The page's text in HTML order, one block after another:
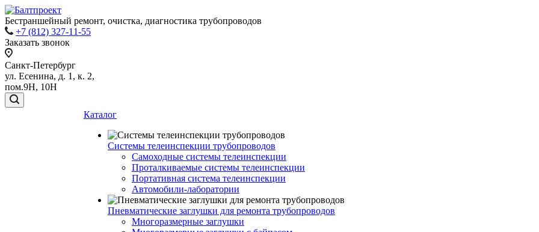
Бестраншейный ремонт, очистка, диагностика трубопроводов
+7 (812) 327-11-55
Заказать звонок
Санкт-Петербург
ул. Есенина, д. 1, к. 2,
пом.9Н, 10Н
Каталог
Системы телеинспекции трубопроводов
Самоходные системы телеинспекции
Проталкиваемые системы телеинспекции
Портативная система телеинспекции
Автомобили-лаборатории
Пневматические заглушки для ремонта трубопроводов
Многоразмерные заглушки